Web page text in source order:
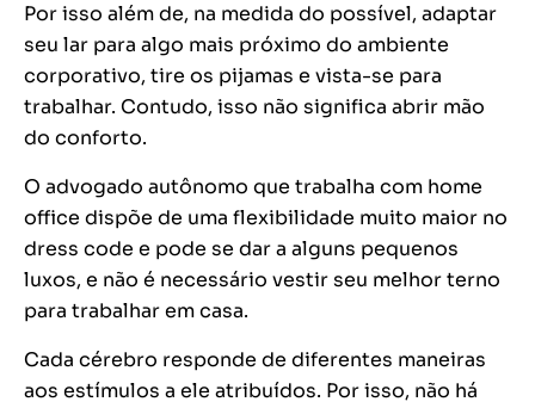
Por isso além de, na medida do possível, adaptar
seu lar para algo mais próximo do ambiente
corporativo, tire os pijamas e vista-se para
trabalhar. Contudo, isso não significa abrir mão
do conforto.
O advogado autônomo que trabalha com home
office dispõe de uma flexibilidade muito maior no
dress code e pode se dar a alguns pequenos
luxos, e não é necessário vestir seu melhor terno
para trabalhar em casa.
Cada cérebro responde de diferentes maneiras
aos estímulos a ele atribuídos. Por isso, não há